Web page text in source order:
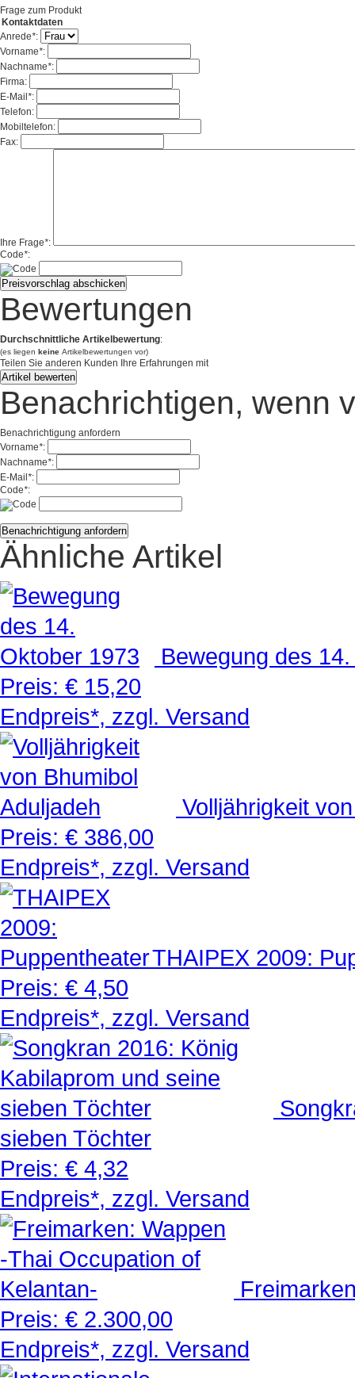
Frage zum Produkt
Kontaktdaten
Anrede*:
Vorname*:
Nachname*:
Firma:
E-Mail *:
Telefon:
Mobiltelefon:
Fax:
Ihre Frage*:
Code*:
Bewertungen
Durchschnittliche Artikelbewertung:
(es liegen keine Artikelbewertungen vor)
Teilen Sie anderen Kunden Ihre Erfahrungen mit
Benachrichtigen, wenn
Benachrichtigung anfordern
Vorname*:
Nachname*:
E-Mail*:
Code*:
Ähnliche Artikel
Bewegung des
Preis: € 15,20
Endpreis*, zzgl. Versand
Volljährigkeit
Preis: € 386,00
Endpreis*, zzgl. Versand
THAIPEX 2009:
Preis: € 4,50
Endpreis*, zzgl. Versand
sieben Töchter
Preis: € 4,32
Endpreis*, zzgl. Versand
Preis: € 2.300,00
Endpreis*, zzgl. Versand